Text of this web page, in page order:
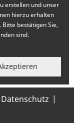
Datenschutz
erstellen und unser
hierzu erhalten
Bitte bestätigen Sie,
sind.